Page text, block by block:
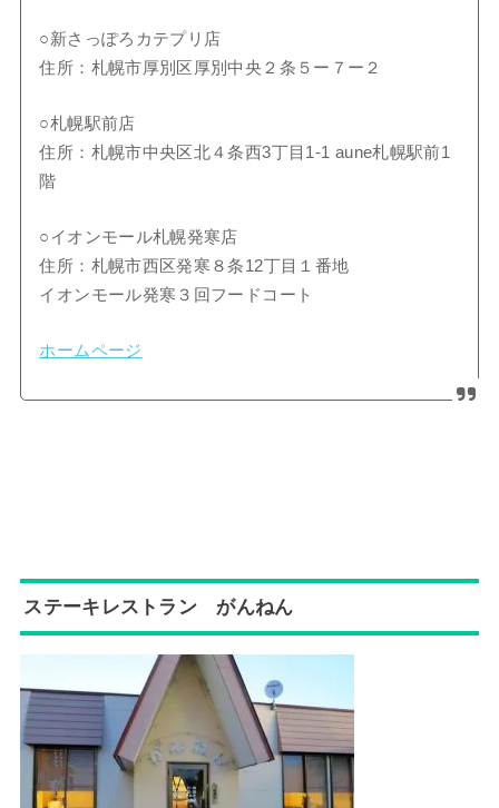
○新さっぽろカテプリ店
住所：札幌市厚別区厚別中央２条５ー７ー２
○札幌駅前店
住所：札幌市中央区北４条西3丁目1-1 aune札幌駅前1
階
○イオンモール札幌発寒店
住所：札幌市西区発寒８条12丁目１番地
イオンモール発寒３回フードコート
ホームページ
ステーキレストラン がんねん